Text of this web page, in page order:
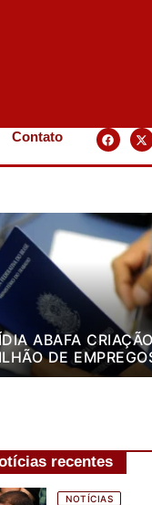
Contato
ABAFA
DE
recentes
NOTÍCIAS